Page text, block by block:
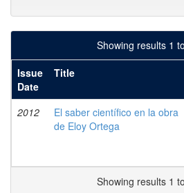
Showing results 1
Issue
Date
Title
2012
El saber científico en la obra
de Eloy Ortega
Showing results 1